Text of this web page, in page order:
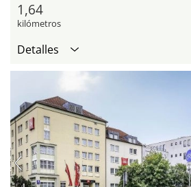
1,64
kilómetros
Detalles